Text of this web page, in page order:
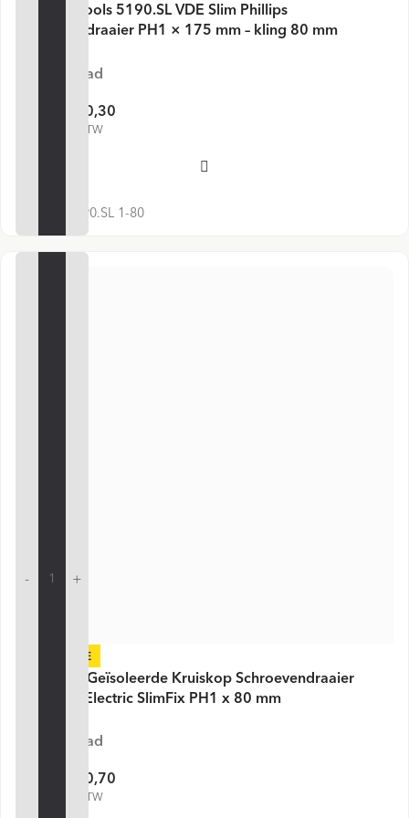
PB Swiss Tools 5190.SL VDE Slim Phillips
Schroevendraaier PH1 × 175 mm – kling 80 mm
Op voorraad
€ 10,30
€ 12,46 incl. BTW
PB 5190.SL 1-80
Wiha VDE Geïsoleerde Kruiskop Schroevendraaier
SoftFinish Electric SlimFix PH1 x 80 mm
Op voorraad
€ 10,70
€ 12,95 incl. BTW
- +